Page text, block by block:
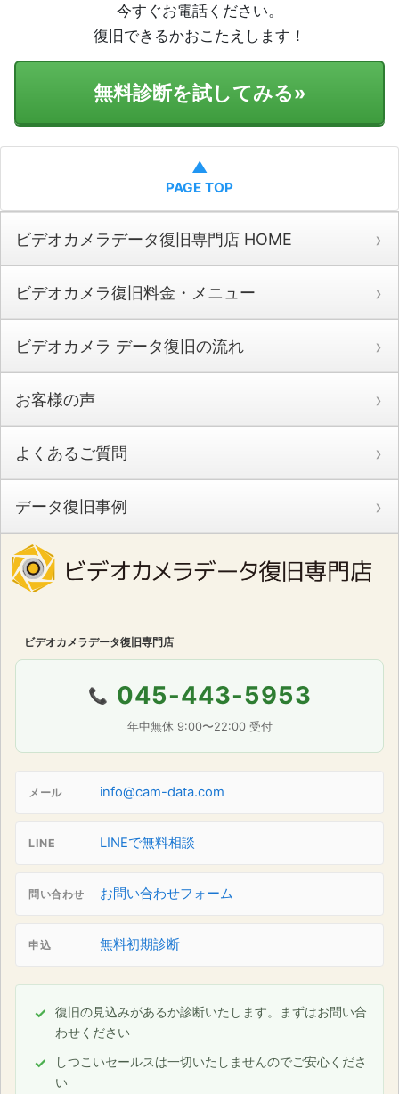
今すぐお電話ください。
復旧できるかおこたえします！
無料診断を試してみる»
▲
PAGE TOP
ビデオカメラデータ復旧専門店 HOME
ビデオカメラ復旧料金・メニュー
ビデオカメラ データ復旧の流れ
お客様の声
よくあるご質問
データ復旧事例
ビデオカメラデータ復旧専門店
📞 045-443-5953
年中無休 9:00〜22:00 受付
メール info@cam-data.com
LINE LINEで無料相談
問い合わせ お問い合わせフォーム
申込 無料初期診断
復旧の見込みがあるか診断いたします。まずはお問い合
わせください
しつこいセールスは一切いたしませんのでご安心くださ
い